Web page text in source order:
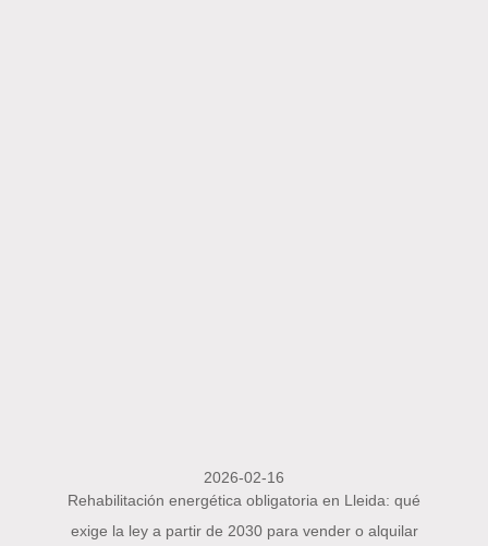
2026-02-16
Rehabilitación energética obligatoria en Lleida: qué
exige la ley a partir de 2030 para vender o alquilar